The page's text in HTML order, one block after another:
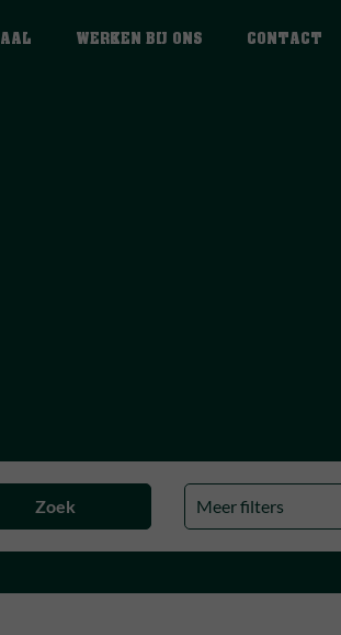
WERKEN BIJ ONS CONTACT
Meer filters